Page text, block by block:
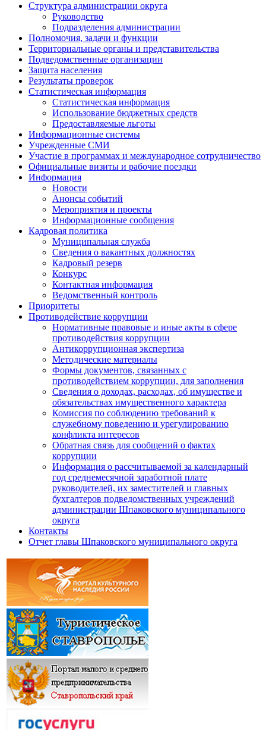
Структура администрации округа
Руководство
Подразделения администрации
Полномочия, задачи и функции
Территориальные органы и представительства
Подведомственные организации
Защита населения
Результаты проверок
Статистическая информация
Статистическая информация
Использование бюджетных средств
Предоставляемые льготы
Информационные системы
Учрежденные СМИ
Участие в программах и международное сотрудничество
Официальные визиты и рабочие поездки
Информация
Новости
Анонсы событий
Мероприятия и проекты
Информационные сообщения
Кадровая политика
Муниципальная служба
Сведения о вакантных должностях
Кадровый резерв
Конкурс
Контактная информация
Ведомственный контроль
Приоритеты
Противодействие коррупции
Нормативные правовые и иные акты в сфере
противодействия коррупции
Антикоррупционная экспертиза
Методические материалы
Формы документов, связанных с
противодействием коррупции, для заполнения
Сведения о доходах, расходах, об имуществе и
обязательствах имущественного характера
Комиссия по соблюдению требований к
служебному поведению и урегулированию
конфликта интересов
Обратная связь для сообщений о фактах
коррупции
Информация о рассчитываемой за календарный
год среднемесячной заработной плате
руководителей, их заместителей и главных
бухгалтеров подведомственных учреждений
администрации Шпаковского муниципального
округа
Контакты
Отчет главы Шпаковского муниципального округа